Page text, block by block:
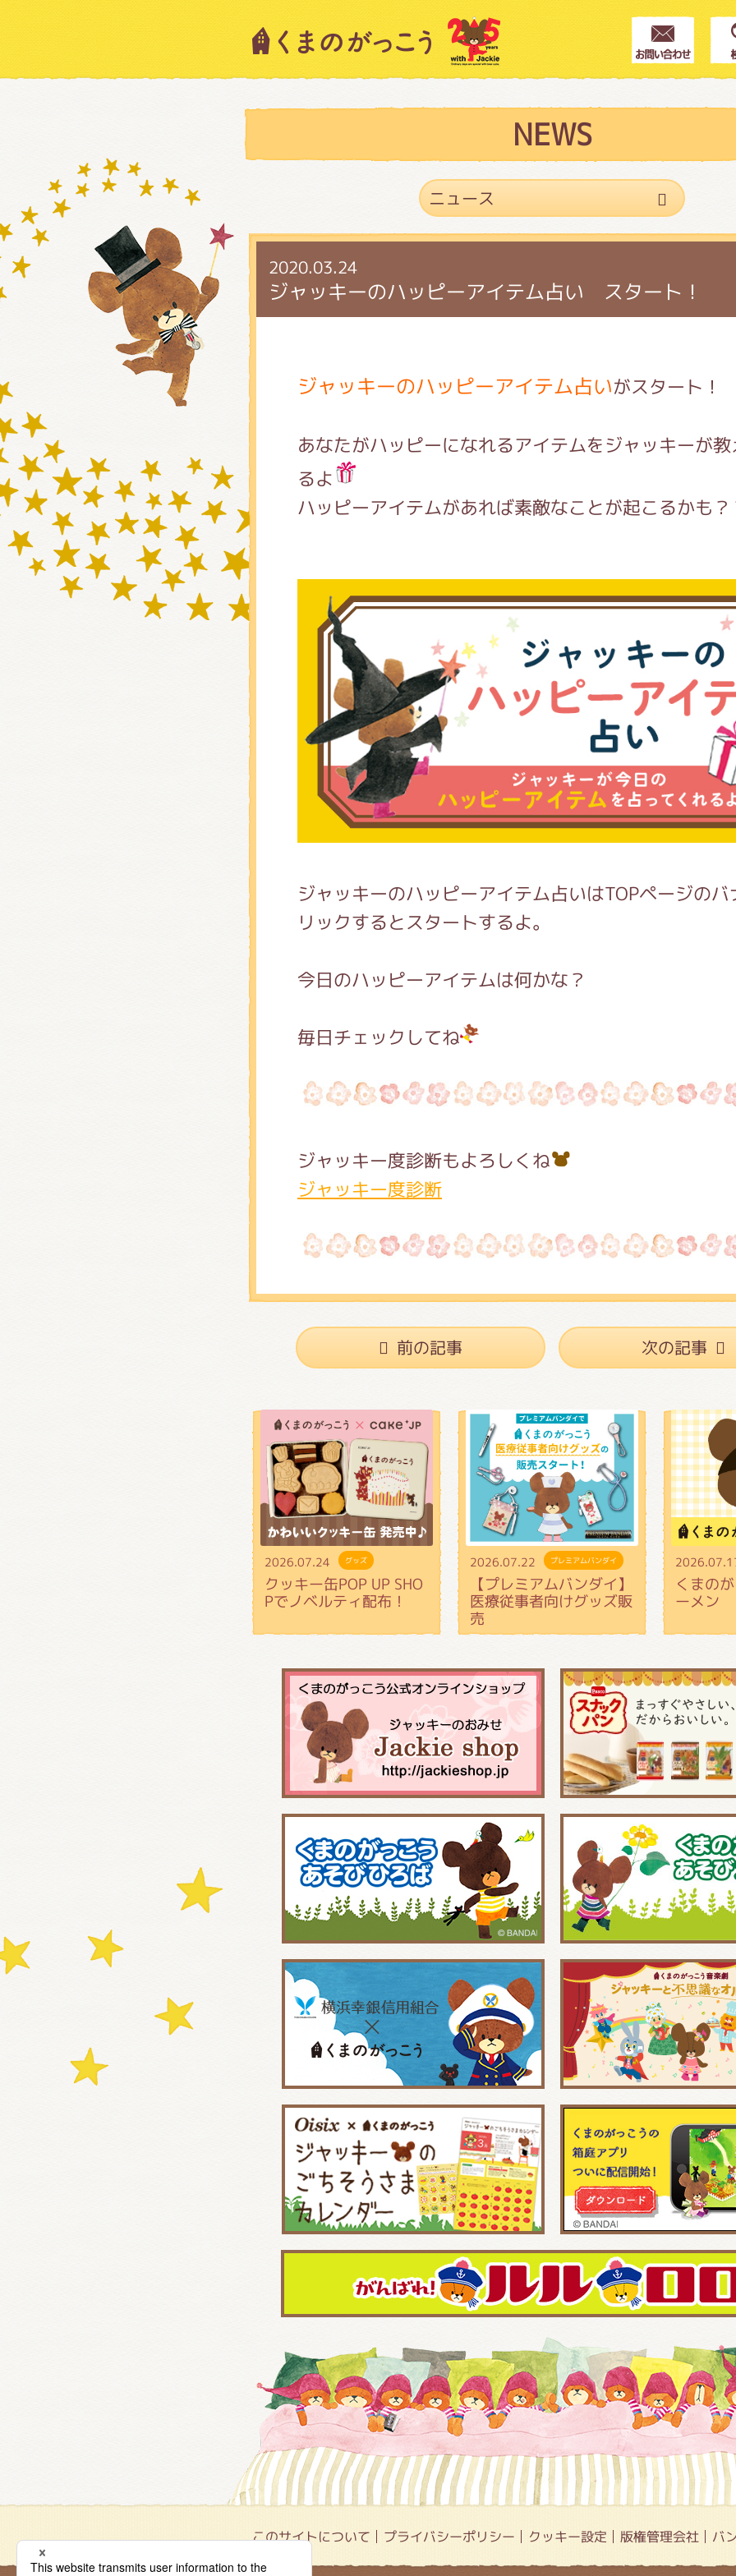
NEWS
2020.03.24
ジャッキーのハッピーアイテム占い スタート！
ジャッキーのハッピーアイテム占いがスタート！
あなたがハッピーになれるアイテムをジャッキーが
るよ
ハッピーアイテムがあれば素敵なことが起こるかも？
ジャッキーのハッピーアイテム占いはTOPページの
リックするとスタートするよ。
今日のハッピーアイテムは何かな？
毎日チェックしてね
ジャッキー度診断もよろしくね
ジャッキー度診断
前の記事 次の記事
2026.07.24 グッズ
クッキー缶POP UP SHO
Pでノベルティ配布！
2026.07.22 プレミアムバンダイ
【プレミアムバンダイ】
医療従事者向けグッズ販
売
くまの
ーメン
このサイトについて プライバシーポリシー クッキー設定 版権管理会社 バ
キャラクター紹介
スタッフブログ
絵本・作家紹介
グッズインフォメーション
ミュージカル・コンサート
おたのしみコンテンツ(クイズ・AR・診断・占
チア ジャッキーズ！
くまのがっこう しょくいんしつ
くまのがっこう 家庭科部